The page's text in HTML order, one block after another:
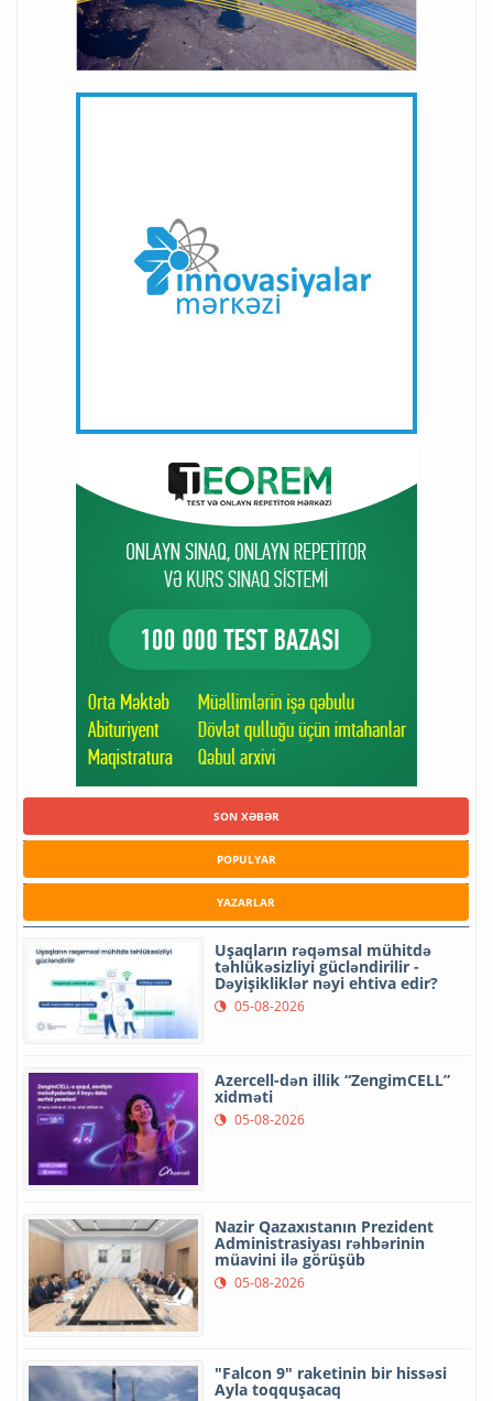
SON XƏBƏR
POPULYAR
YAZARLAR
Uşaqların rəqəmsal mühitdə
təhlükəsizliyi gücləndirilir -
Dəyişikliklər nəyi ehtiva edir?
05-08-2026
Azercell-dən illik “ZengimCELL”
xidməti
05-08-2026
Nazir Qazaxıstanın Prezident
Administrasiyası rəhbərinin
müavini ilə görüşüb
05-08-2026
"Falcon 9" raketinin bir hissəsi
Ayla toqquşacaq